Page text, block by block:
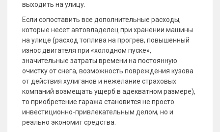
выходить на улицу.
Если сопоставить все дополнительные расходы,
которые несет автовладелец при хранении машины
на улице (расход топлива на прогрев, повышенный
износ двигателя при «холодном пуске»,
значительные затраты времени на постоянную
очистку от снега, возможность повреждения кузова
от действия хулиганов и нежелание страховых
компаний возмещать ущерб в адекватном размере),
то приобретение гаража становится не просто
инвестиционно-привлекательным делом, но и
реально экономит средства.